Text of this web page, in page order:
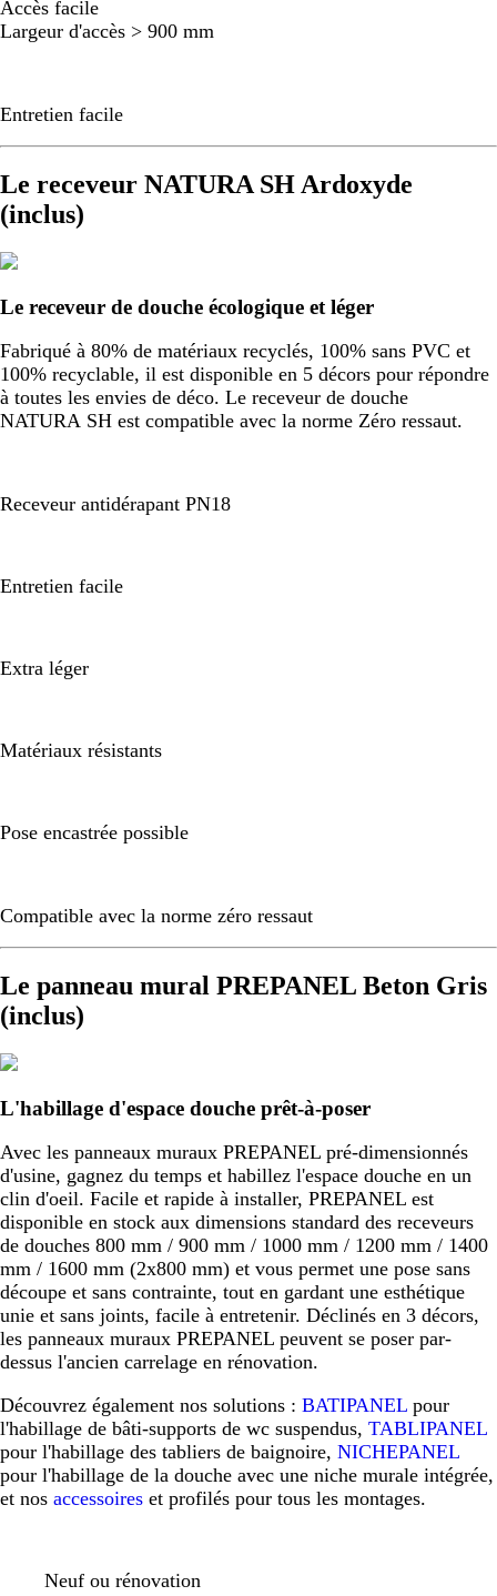
Accès facile
Largeur d'accès > 900 mm
Entretien facile
Le receveur NATURA SH Ardoxyde
(inclus)
Le receveur de douche écologique et léger
Fabriqué à 80% de matériaux recyclés, 100% sans PVC et
100% recyclable, il est disponible en 5 décors pour répondre
à toutes les envies de déco. Le receveur de douche
NATURA SH est compatible avec la norme Zéro ressaut.
Receveur antidérapant PN18
Entretien facile
Extra léger
Matériaux résistants
Pose encastrée possible
Compatible avec la norme zéro ressaut
Le panneau mural PREPANEL Beton Gris
(inclus)
L'habillage d'espace douche prêt-à-poser
Avec les panneaux muraux PREPANEL pré-dimensionnés
d'usine, gagnez du temps et habillez l'espace douche en un
clin d'oeil. Facile et rapide à installer, PREPANEL est
disponible en stock aux dimensions standard des receveurs
de douches 800 mm / 900 mm / 1000 mm / 1200 mm / 1400
mm / 1600 mm (2x800 mm) et vous permet une pose sans
découpe et sans contrainte, tout en gardant une esthétique
unie et sans joints, facile à entretenir. Déclinés en 3 décors,
les panneaux muraux PREPANEL peuvent se poser par-
dessus l'ancien carrelage en rénovation.
Découvrez également nos solutions : BATIPANEL pour
l'habillage de bâti-supports de wc suspendus, TABLIPANEL
pour l'habillage des tabliers de baignoire, NICHEPANEL
pour l'habillage de la douche avec une niche murale intégrée,
et nos accessoires et profilés pour tous les montages.
Neuf ou rénovation